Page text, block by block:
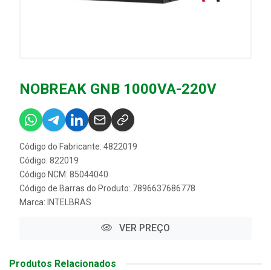
NOBREAK GNB 1000VA-220V
Código do Fabricante: 4822019
Código: 822019
Código NCM: 85044040
Código de Barras do Produto: 7896637686778
Marca: INTELBRAS
VER PREÇO
Produtos Relacionados